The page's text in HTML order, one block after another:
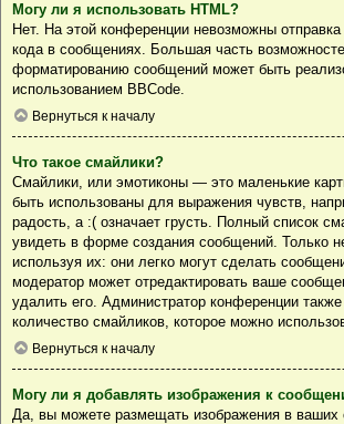
Могу ли я использовать HTML?
Нет. На этой конференции невозможны отправка
кода в сообщениях. Большая часть
форматированию сообщений может быть
использованием BBCode.
Вернуться к началу
Что такое смайлики?
Смайлики, или эмотиконы — это маленькие
быть использованы для выражения чувств,
радость, а :( означает грусть. Полный список
увидеть в форме создания сообщений. Только
используя их: они легко могут сделать
модератор может отредактировать ваше
удалить его. Администратор конференции
количество смайликов, которое можно
Вернуться к началу
Могу ли я добавлять изображения к
Да, вы можете размещать изображения в